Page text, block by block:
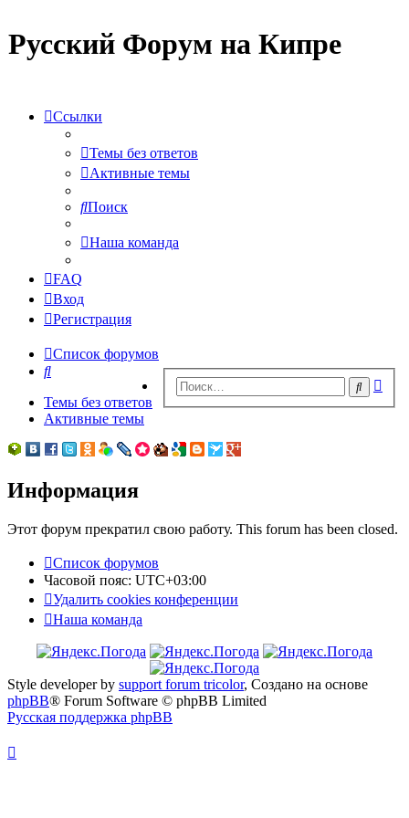
Русский Форум на Кипре
Ссылки
Темы без ответов
Активные темы
Поиск
Наша команда
FAQ
Вход
Регистрация
Список форумов
Поиск
Поиск
Темы без ответов
Активные темы
Информация
Этот форум прекратил свою работу. This forum has been closed.
Список форумов
Часовой пояс: UTC+03:00
Удалить cookies конференции
Наша команда
Style developer by support forum tricolor, Создано на основе
phpBB® Forum Software © phpBB Limited
Русская поддержка phpBB